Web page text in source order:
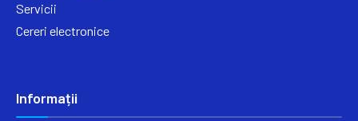
Servicii
Cereri electronice
Informații